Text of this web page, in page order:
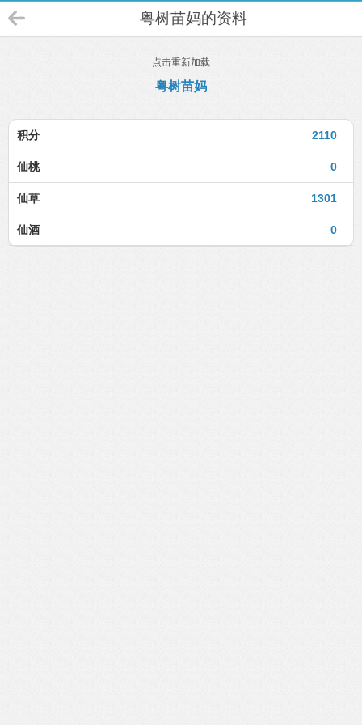
粤树苗妈的资料
点击重新加载
粤树苗妈
2110
积分
0
仙桃
1301
仙草
0
仙酒